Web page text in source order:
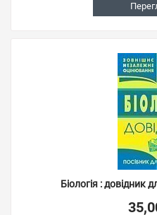
Біологія : довідник